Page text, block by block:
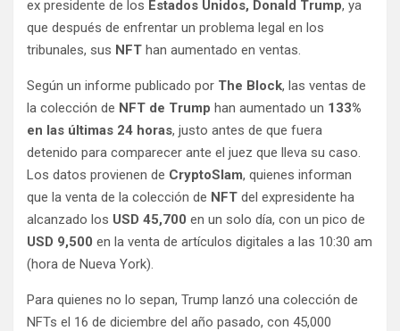
ex presidente de los Estados Unidos, Donald Trump, ya
que después de enfrentar un problema legal en los
tribunales, sus NFT han aumentado en ventas.
Según un informe publicado por The Block, las ventas de
la colección de NFT de Trump han aumentado un 133%
en las últimas 24 horas, justo antes de que fuera
detenido para comparecer ante el juez que lleva su caso.
Los datos provienen de CryptoSlam, quienes informan
que la venta de la colección de NFT del expresidente ha
alcanzado los USD 45,700 en un solo día, con un pico de
USD 9,500 en la venta de artículos digitales a las 10:30 am
(hora de Nueva York).
Para quienes no lo sepan, Trump lanzó una colección de
NFTs el 16 de diciembre del año pasado, con 45,000